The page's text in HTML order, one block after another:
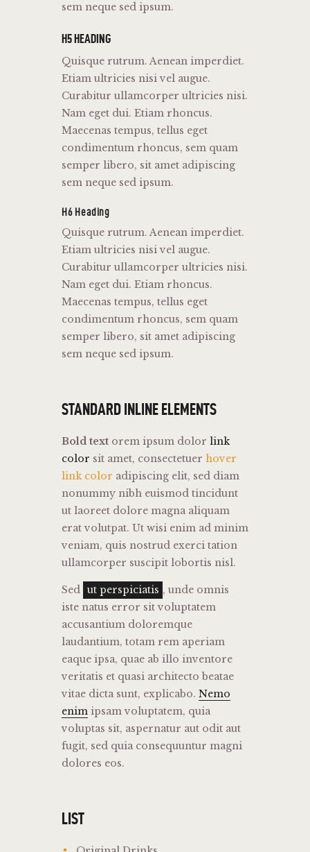
sem neque sed ipsum.
H5 HEADING
Quisque rutrum. Aenean imperdiet.
Etiam ultricies nisi vel augue.
Curabitur ullamcorper ultricies nisi.
Nam eget dui. Etiam rhoncus.
Maecenas tempus, tellus eget
condimentum rhoncus, sem quam
semper libero, sit amet adipiscing
sem neque sed ipsum.
H6 Heading
Quisque rutrum. Aenean imperdiet.
Etiam ultricies nisi vel augue.
Curabitur ullamcorper ultricies nisi.
Nam eget dui. Etiam rhoncus.
Maecenas tempus, tellus eget
condimentum rhoncus, sem quam
semper libero, sit amet adipiscing
sem neque sed ipsum.
STANDARD INLINE ELEMENTS
Bold text orem ipsum dolor link
color sit amet, consectetuer hover
link color adipiscing elit, sed diam
nonummy nibh euismod tincidunt
ut laoreet dolore magna aliquam
erat volutpat. Ut wisi enim ad minim
veniam, quis nostrud exerci tation
ullamcorper suscipit lobortis nisl.
Sed ut perspiciatis , unde omnis
iste natus error sit voluptatem
accusantium doloremque
laudantium, totam rem aperiam
eaque ipsa, quae ab illo inventore
veritatis et quasi architecto beatae
vitae dicta sunt, explicabo. Nemo
enim ipsam voluptatem, quia
voluptas sit, aspernatur aut odit aut
fugit, sed quia consequuntur magni
dolores eos.
LIST